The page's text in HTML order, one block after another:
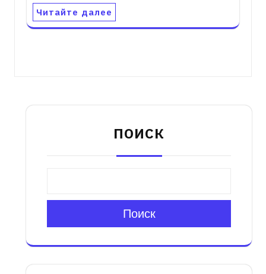
Читайте далее
ПОИСК
Поиск